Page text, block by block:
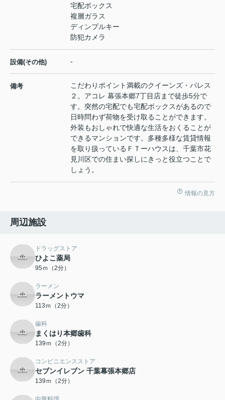
宅配ボックス
複層ガラス
ディンプルキー
防犯カメラ
設備(その他) -
備考
こだわりポイント満載のクイーンズ・パレス
２。アコレ 幕張本郷7丁目店まで徒歩5分で
す。突然の宅配でも宅配ボックスがあるので
日時問わず荷物を受け取ることができます。
外装もおしゃれで快適な生活をおくることが
できるマンションです。多種多様な賃貸情報
を取り扱っているＦＴーハウスは、千葉市花
見川区での住まい探しにきっと役立つことで
しょう。
情報の見方
周辺施設
ドラッグストア
ひよこ薬局
95ｍ（2分）
ラーメン
ラーメントウマ
113ｍ（2分）
歯科
まくはり本郷歯科
139ｍ（2分）
コンビニエンスストア
セブンイレブン 千葉幕張本郷店
139ｍ（2分）